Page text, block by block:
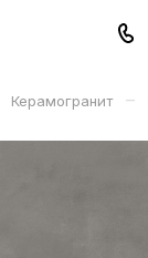
Керамогранит –